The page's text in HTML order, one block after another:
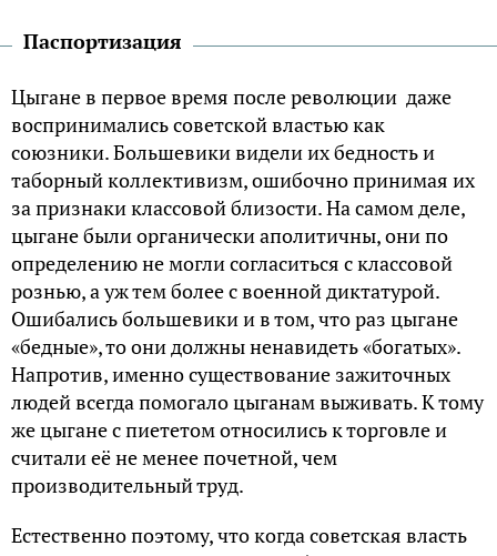
Паспортизация
Цыгане в первое время после революции даже
воспринимались советской властью как
союзники. Большевики видели их бедность и
таборный коллективизм, ошибочно принимая их
за признаки классовой близости. На самом деле,
цыгане были органически аполитичны, они по
определению не могли согласиться с классовой
рознью, а уж тем более с военной диктатурой.
Ошибались большевики и в том, что раз цыгане
«бедные», то они должны ненавидеть «богатых».
Напротив, именно существование зажиточных
людей всегда помогало цыганам выживать. К тому
же цыгане с пиететом относились к торговле и
считали её не менее почетной, чем
производительный труд.
Естественно поэтому, что когда советская власть